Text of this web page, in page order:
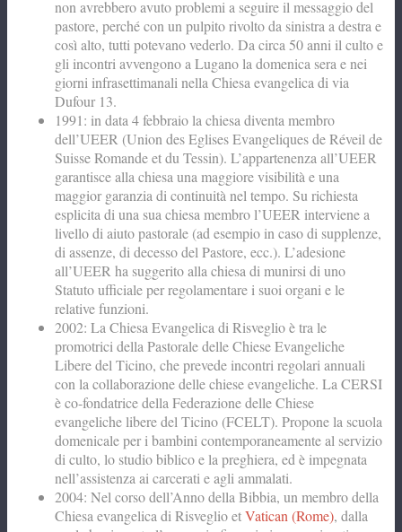
non avrebbero avuto problemi a seguire il messaggio del
pastore, perché con un pulpito rivolto da sinistra a destra e
così alto, tutti potevano vederlo. Da circa 50 anni il culto e
gli incontri avvengono a Lugano la domenica sera e nei
giorni infrasettimanali nella Chiesa evangelica di via
Dufour 13.
1991: in data 4 febbraio la chiesa diventa membro
dell’UEER (Union des Eglises Evangeliques de Réveil de
Suisse Romande et du Tessin). L’appartenenza all’UEER
garantisce alla chiesa una maggiore visibilità e una
maggior garanzia di continuità nel tempo. Su richiesta
esplicita di una sua chiesa membro l’UEER interviene a
livello di aiuto pastorale (ad esempio in caso di supplenze,
di assenze, di decesso del Pastore, ecc.). L’adesione
all’UEER ha suggerito alla chiesa di munirsi di uno
Statuto ufficiale per regolamentare i suoi organi e le
relative funzioni.
2002: La Chiesa Evangelica di Risveglio è tra le
promotrici della Pastorale delle Chiese Evangeliche
Libere del Ticino, che prevede incontri regolari annuali
con la collaborazione delle chiese evangeliche. La CERSI
è co-fondatrice della Federazione delle Chiese
evangeliche libere del Ticino (FCELT). Propone la scuola
domenicale per i bambini contemporaneamente al servizio
di culto, lo studio biblico e la preghiera, ed è impegnata
nell’assistenza ai carcerati e agli ammalati.
2004: Nel corso dell’Anno della Bibbia, un membro della
Chiesa evangelica di Risveglio etVatican (Rome), dalla